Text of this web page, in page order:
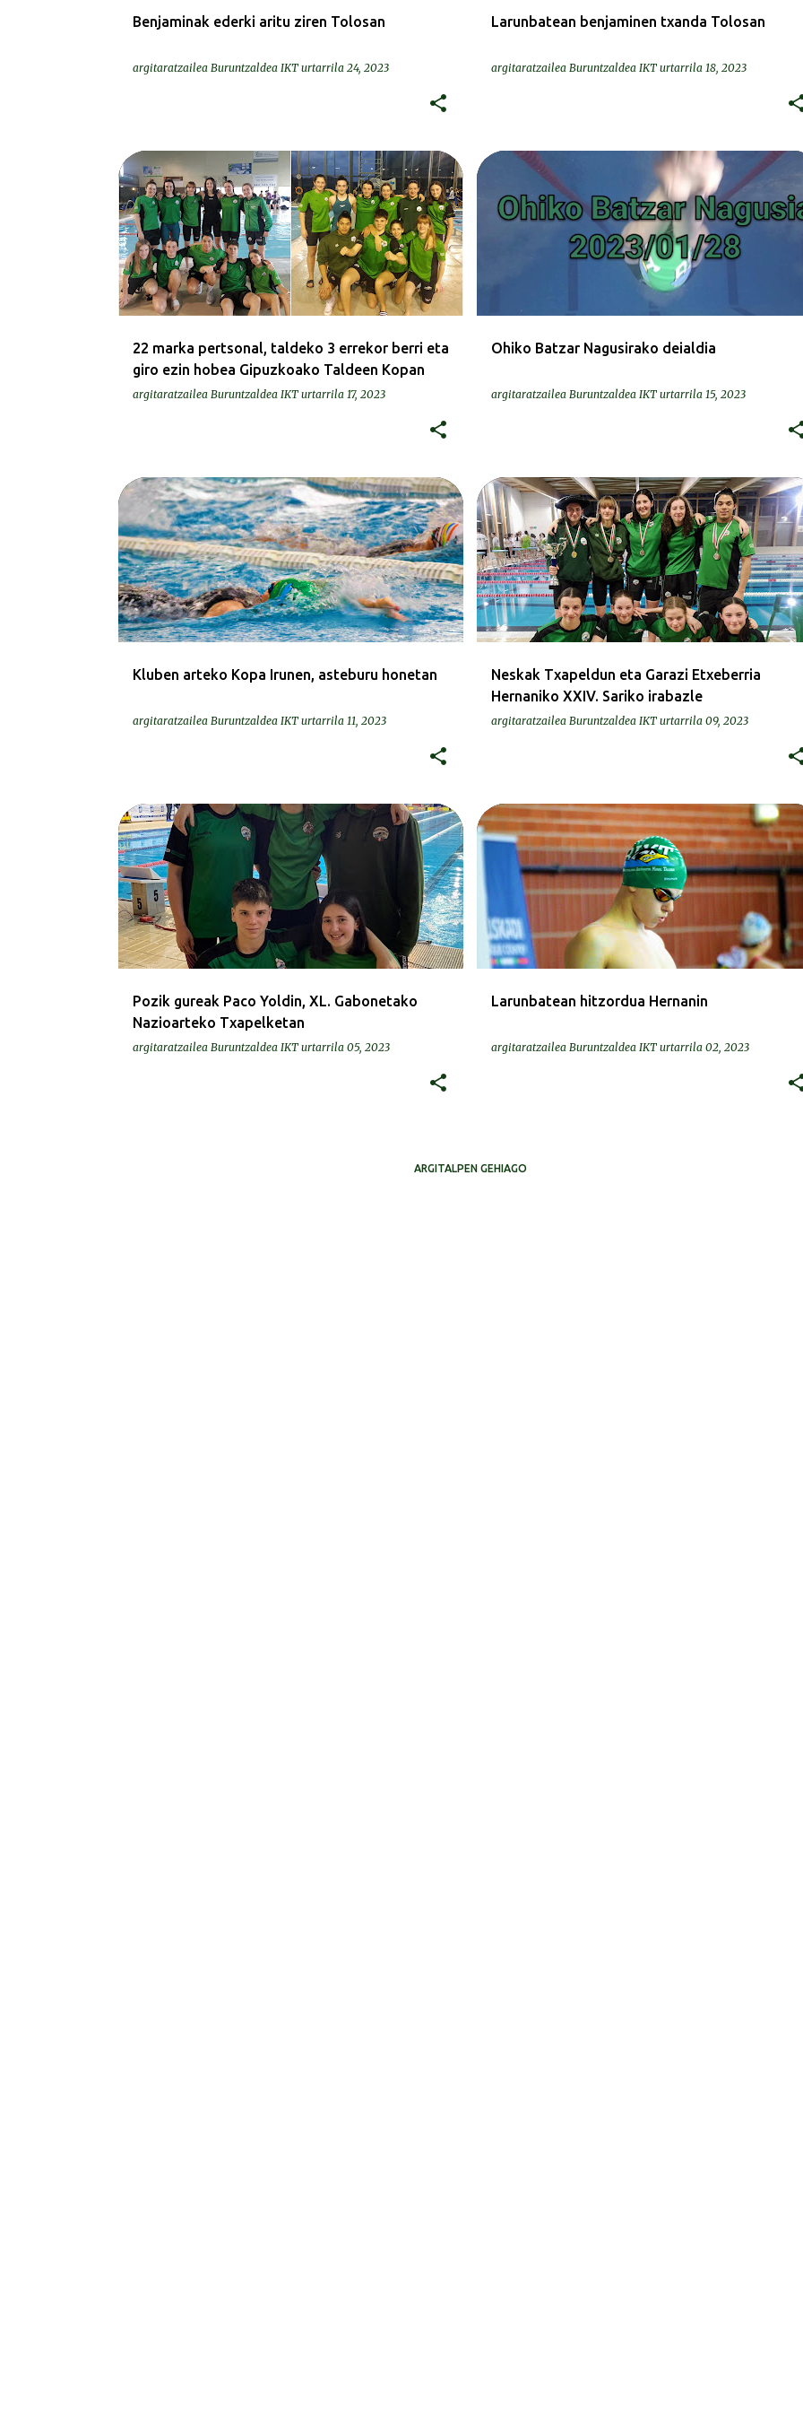
Benjaminak ederki aritu ziren Tolosan
argitaratzailea Buruntzaldea IKT urtarrila 24, 2023
Larunbatean benjaminen txanda Tolosan
argitaratzailea Buruntzaldea IKT urtarrila 18, 2023
22 marka pertsonal, taldeko 3 errekor berri eta
giro ezin hobea Gipuzkoako Taldeen Kopan
argitaratzailea Buruntzaldea IKT urtarrila 17, 2023
KRONIKAK-CRÓNICAS
Ohiko Batzar Nagusirako deialdia
argitaratzailea Buruntzaldea IKT urtarrila 15, 2023
BATZAR NAGUSIA
Kluben arteko Kopa Irunen, asteburu honetan
argitaratzailea Buruntzaldea IKT urtarrila 11, 2023
DEIALDIAK-CONVOCATORIAS
Neskak Txapeldun eta Garazi Etxeberria
Hernaniko XXIV. Sariko irabazle
argitaratzailea Buruntzaldea IKT urtarrila 09, 2023
KRONIKAK-CRÓNICAS
Pozik gureak Paco Yoldin, XL. Gabonetako
Nazioarteko Txapelketan
argitaratzailea Buruntzaldea IKT urtarrila 05, 2023
KRONIKAK-CRÓNICAS
Larunbatean hitzordua Hernanin
argitaratzailea Buruntzaldea IKT urtarrila 02, 2023
DEIALDIAK-CONVOCATORIAS
ARGITALPEN GEHIAGO